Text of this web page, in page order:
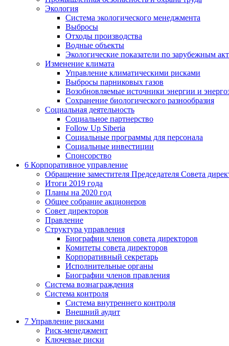
Экология
Система экологического менеджмента
Выбросы
Отходы производства
Водные объекты
Экологические показатели по зарубежным
Изменение климата
Управление климатическими рисками
Выбросы парниковых газов
Возобновляемые источники энергии и
Сохранение биологического разнообразия
Социальная деятельность
Социальное партнерство
Follow Up Siberia
Социальные программы для персонала
Социальные инвестиции
Спонсорство
6 Корпоративное управление
Обращение заместителя Председателя Совета
Итоги 2019 года
Планы на 2020 год
Общее собрание акционеров
Совет директоров
Правление
Структура управления
Биографии членов совета директоров
Комитеты совета директоров
Корпоративный секретарь
Исполнительные органы
Биографии членов правления
Система вознаграждения
Система контроля
Система внутреннего контроля
Внешний аудит
7 Управление рисками
Риск-менеджмент
Ключевые риски